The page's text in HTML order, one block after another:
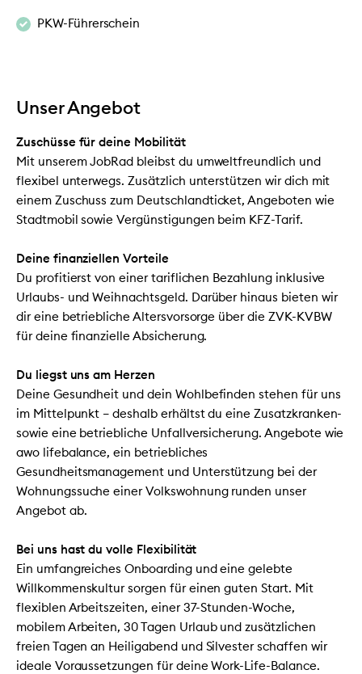
PKW-Führerschein
Unser Angebot
Zuschüsse für deine Mobilität
Mit unserem JobRad bleibst du umweltfreundlich und
flexibel unterwegs. Zusätzlich unterstützen wir dich mit
einem Zuschuss zum Deutschlandticket, Angeboten wie
Stadtmobil sowie Vergünstigungen beim KFZ-Tarif.
Deine finanziellen Vorteile
Du profitierst von einer tariflichen Bezahlung inklusive
Urlaubs- und Weihnachtsgeld. Darüber hinaus bieten wir
dir eine betriebliche Altersvorsorge über die ZVK-KVBW
für deine finanzielle Absicherung.
Du liegst uns am Herzen
Deine Gesundheit und dein Wohlbefinden stehen für uns
im Mittelpunkt – deshalb erhältst du eine Zusatzkranken-
sowie eine betriebliche Unfallversicherung. Angebote wie
awo lifebalance, ein betriebliches
Gesundheitsmanagement und Unterstützung bei der
Wohnungssuche einer Volkswohnung runden unser
Angebot ab.
Bei uns hast du volle Flexibilität
Ein umfangreiches Onboarding und eine gelebte
Willkommenskultur sorgen für einen guten Start. Mit
flexiblen Arbeitszeiten, einer 37-Stunden-Woche,
mobilem Arbeiten, 30 Tagen Urlaub und zusätzlichen
freien Tagen an Heiligabend und Silvester schaffen wir
ideale Voraussetzungen für deine Work-Life-Balance.